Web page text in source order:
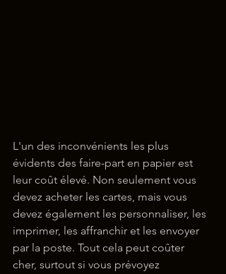
L'un des inconvénients les plus
évidents des faire-part en papier est
leur coût élevé. Non seulement vous
devez acheter les cartes, mais vous
devez également les personnaliser, les
imprimer, les affranchir et les envoyer
par la poste. Tout cela peut coûter
cher, surtout si vous prévoyez